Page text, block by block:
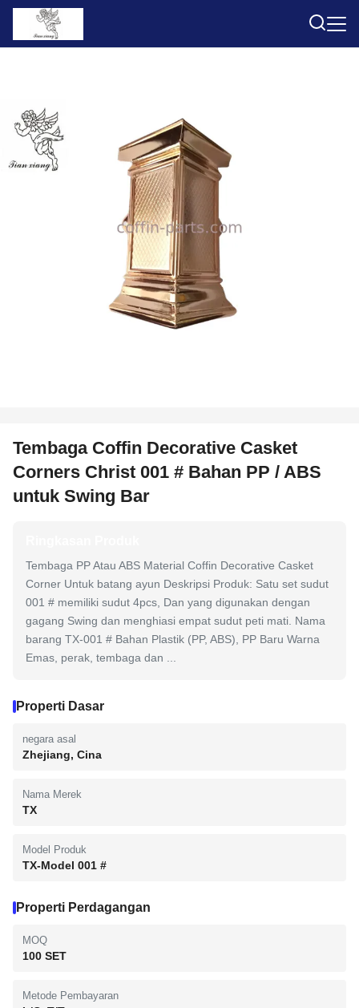
Tembaga Coffin Decorative Casket
Corners Christ 001 # Bahan PP / ABS
untuk Swing Bar
Tembaga PP Atau ABS Material Coffin Decorative Casket
Corner Untuk batang ayun Deskripsi Produk: Satu set sudut
001 # memiliki sudut 4pcs, Dan yang digunakan dengan
gagang Swing dan menghiasi empat sudut peti mati. Nama
barang TX-001 # Bahan Plastik (PP, ABS), PP Baru Warna
Emas, perak, tembaga dan ...
Properti Dasar
negara asal
Zhejiang, Cina
Nama Merek
TX
Model Produk
TX-Model 001 #
Properti Perdagangan
MOQ
100 SET
Metode Pembayaran